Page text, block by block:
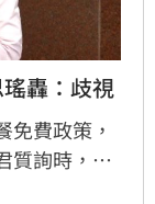
轟：歧視
免費政策，
質詢時，教
交「食物